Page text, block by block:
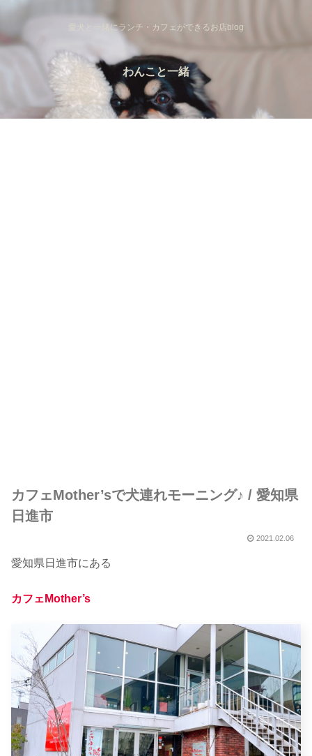
愛犬と一緒にランチ・カフェができるお店blog
わんこと一緒
カフェMother’sで犬連れモーニング♪ / 愛知県
日進市
2021.02.06
愛知県日進市にある
カフェMother’s